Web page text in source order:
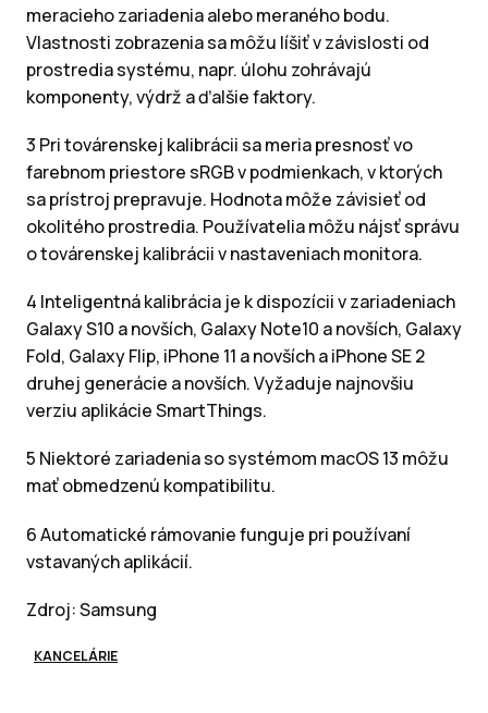
meracieho zariadenia alebo meraného bodu.
Vlastnosti zobrazenia sa môžu líšiť v závislosti od
prostredia systému, napr. úlohu zohrávajú
komponenty, výdrž a ďalšie faktory.
3 Pri továrenskej kalibrácii sa meria presnosť vo
farebnom priestore sRGB v podmienkach, v ktorých
sa prístroj prepravuje. Hodnota môže závisieť od
okolitého prostredia. Používatelia môžu nájsť správu
o továrenskej kalibrácii v nastaveniach monitora.
4 Inteligentná kalibrácia je k dispozícii v zariadeniach
Galaxy S10 a novších, Galaxy Note10 a novších, Galaxy
Fold, Galaxy Flip, iPhone 11 a novších a iPhone SE 2
druhej generácie a novších. Vyžaduje najnovšiu
verziu aplikácie SmartThings.
5 Niektoré zariadenia so systémom macOS 13 môžu
mať obmedzenú kompatibilitu.
6 Automatické rámovanie funguje pri používaní
vstavaných aplikácií.
Zdroj: Samsung
KANCELÁRIE